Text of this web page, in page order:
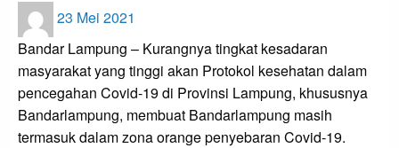
Posted
23 Mei 2021
Bandar Lampung – Kurangnya tingkat kesadaran
masyarakat yang tinggi akan Protokol kesehatan dalam
pencegahan Covid-19 di Provinsi Lampung, khususnya
Bandarlampung, membuat Bandarlampung masih
termasuk dalam zona orange penyebaran Covid-19.